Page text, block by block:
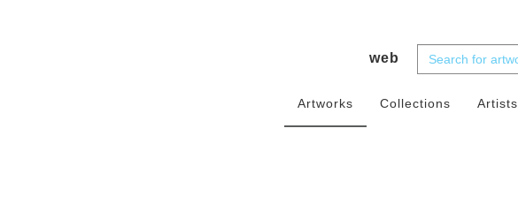
web
Artworks Collections Artists